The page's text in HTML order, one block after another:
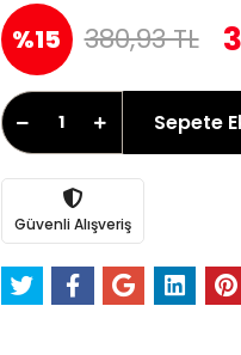
%15 380,93 TL
Sepete
Güvenli Alışveriş